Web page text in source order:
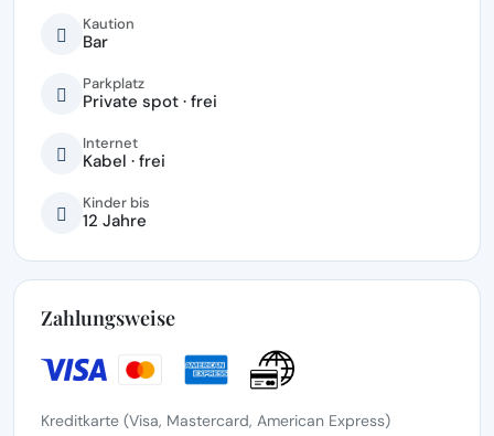
Kaution
Bar
Parkplatz
Private spot · frei
Internet
Kabel · frei
Kinder bis
12 Jahre
Zahlungsweise
Kreditkarte (Visa, Mastercard, American Express)